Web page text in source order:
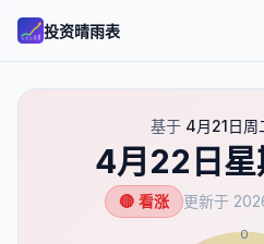
投资晴雨表
基于 4月21日周
4月22日星
🔴 看涨 更新于
0